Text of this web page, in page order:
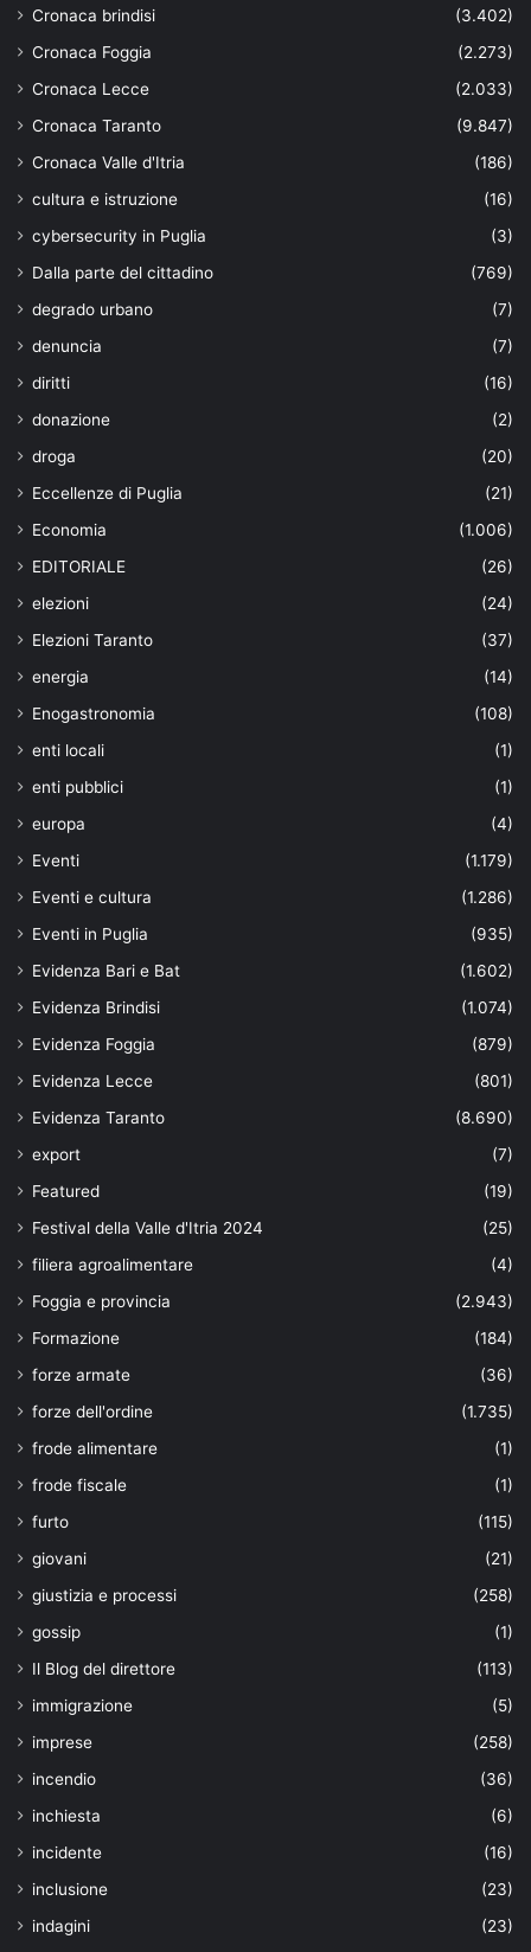
Cronaca brindisi
(3.402)
Cronaca Foggia
(2.273)
Cronaca Lecce
(2.033)
Cronaca Taranto
(9.847)
Cronaca Valle d'Itria
(186)
cultura e istruzione
(16)
cybersecurity in Puglia
(3)
Dalla parte del cittadino
(769)
degrado urbano
(7)
denuncia
(7)
diritti
(16)
donazione
(2)
droga
(20)
Eccellenze di Puglia
(21)
Economia
(1.006)
EDITORIALE
(26)
elezioni
(24)
Elezioni Taranto
(37)
energia
(14)
Enogastronomia
(108)
enti locali
(1)
enti pubblici
(1)
europa
(4)
Eventi
(1.179)
Eventi e cultura
(1.286)
Eventi in Puglia
(935)
Evidenza Bari e Bat
(1.602)
Evidenza Brindisi
(1.074)
Evidenza Foggia
(879)
Evidenza Lecce
(801)
Evidenza Taranto
(8.690)
export
(7)
Featured
(19)
Festival della Valle d'Itria 2024
(25)
filiera agroalimentare
(4)
Foggia e provincia
(2.943)
Formazione
(184)
forze armate
(36)
forze dell'ordine
(1.735)
frode alimentare
(1)
frode fiscale
(1)
furto
(115)
giovani
(21)
giustizia e processi
(258)
gossip
(1)
Il Blog del direttore
(113)
immigrazione
(5)
imprese
(258)
incendio
(36)
inchiesta
(6)
incidente
(16)
inclusione
(23)
indagini
(23)